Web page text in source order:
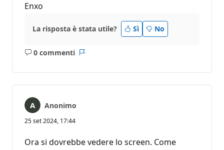
Enxo
La risposta è stata utile? Sì No
0 commenti
Nessun
Anonimo
25 set 2024, 17:44
Ora si dovrebbe vedere lo screen. Come